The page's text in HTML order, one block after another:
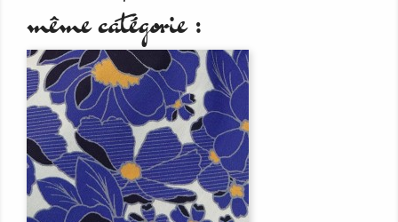
même catégorie :